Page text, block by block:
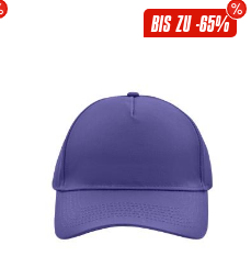
BIS ZU -65%